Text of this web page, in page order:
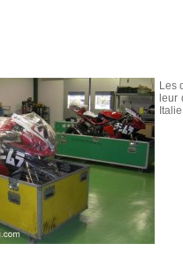
Les
leur